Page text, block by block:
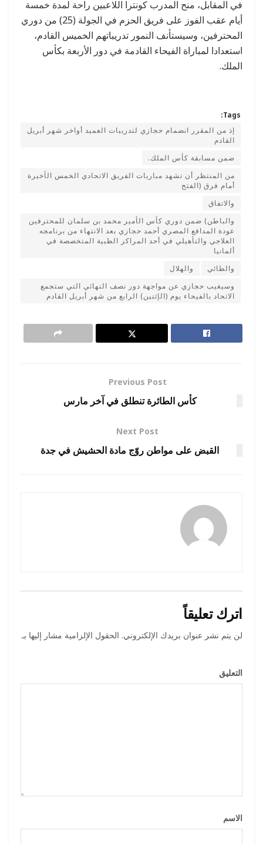
في المقابل، منح المدرب كونترا اللاعبين راحة لمدة خمسة
أيام عقب الفوز على فريق الحزم في الجولة (25) من دوري
المحترفين، وسيستأنف النمور تدريباتهم الخميس القادم،
استعدادا لمباراة الفيحاء القادمة في دور الأربعة بكأس
الملك.
Tags:
إذ من المقرر انضمام حجازي لتدريبات العميد أواخر شهر أبريل
القادم
ضمن مسابقة كأس الملك.
من المنتظر أن تشهد مباريات الفريق الاتحادي الخمس الأخيرة
أمام فرق (الفتح
والاتفاق
والباطن) ضمن دوري كأس الأمير محمد بن سلمان للمحترفين
عودة المدافع المصري أحمد حجازي بعد الانتهاء من برنامجه
العلاجي والتأهيلي في أحد المراكز الطبية المتخصصة في
ألمانيا
والطائي
والهلال
وسيغيب حجازي عن مواجهة دور نصف النهائي التي ستجمع
الاتحاد بالفيحاء يوم (الإثنين) الرابع من شهر أبريل القادم
Previous Post
كأس الطائرة تنطلق في آخر مارس
Next Post
القبض على مواطن روّج مادة الحشيش في جدة
اترك تعليقاً
لن يتم نشر عنوان بريدك الإلكتروني. الحقول الإلزامية مشار إليها بـ
التعليق
الاسم